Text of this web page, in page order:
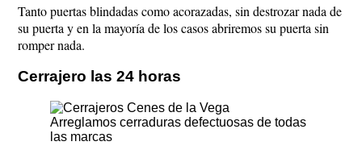
Tanto puertas blindadas como acorazadas, sin destrozar nada de
su puerta y en la mayoría de los casos abriremos su puerta sin
romper nada.
Cerrajero las 24 horas
Arreglamos cerraduras defectuosas de todas
las marcas